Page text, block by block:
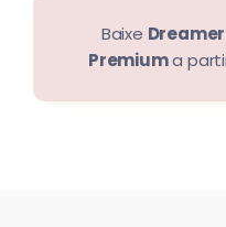
Baixe Dreamer
Premiuma